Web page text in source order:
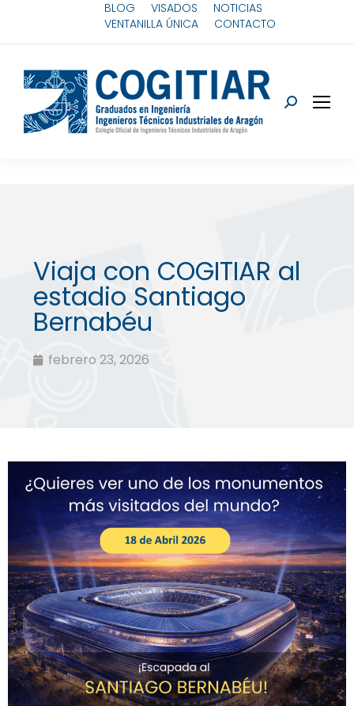
BLOG VISADOS
NOTICIAS
VENTANILLA ÚNICA
CONTACTO
Viaja con COGITIAR al
estadio Santiago
Bernabéu
febrero 23, 2026